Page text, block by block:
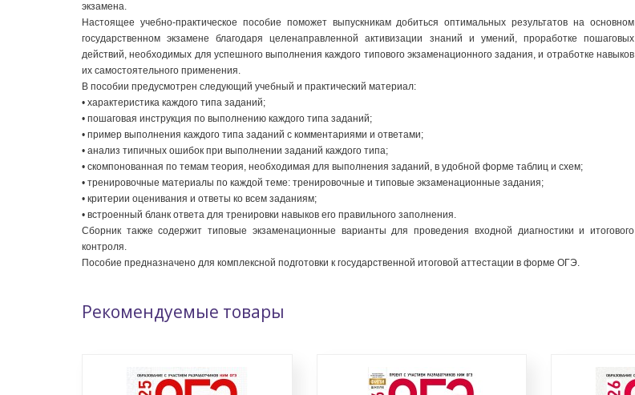
экзамена.
Настоящее учебно-практическое пособие поможет выпускникам добиться оптимальных результатов на основном
государственном экзамене благодаря целенаправленной активизации знаний и умений, проработке пошаговых
действий, необходимых для успешного выполнения каждого типового экзаменационного задания, и отработке навыков
их самостоятельного применения.
В пособии предусмотрен следующий учебный и практический материал:
• характеристика каждого типа заданий;
• пошаговая инструкция по выполнению каждого типа заданий;
• пример выполнения каждого типа заданий с комментариями и ответами;
• анализ типичных ошибок при выполнении заданий каждого типа;
• скомпонованная по темам теория, необходимая для выполнения заданий, в удобной форме таблиц и схем;
• тренировочные материалы по каждой теме: тренировочные и типовые экзаменационные задания;
• критерии оценивания и ответы ко всем заданиям;
• встроенный бланк ответа для тренировки навыков его правильного заполнения.
Сборник также содержит типовые экзаменационные варианты для проведения входной диагностики и итогового
контроля.
Пособие предназначено для комплексной подготовки к государственной итоговой аттестации в форме ОГЭ.
Рекомендуемые товары